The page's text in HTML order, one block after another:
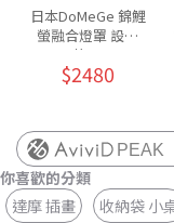
日本DoMeGe 錦鯉
螢融合燈罩 設計
款/M
$2480
PEAK
你喜歡的分類
達摩 插畫
收納袋 小